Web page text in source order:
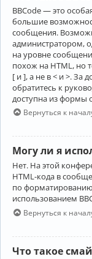
BBCode — это
большие
сообщения.
администратором,
на уровне
похож на HTML, но
[ и ], а не в < и >. За
обратитесь к
доступна из формы
Вернуться к
Могу ли я
Нет. На этой
HTML-кода в
по
использованием
Вернуться к
Что такое